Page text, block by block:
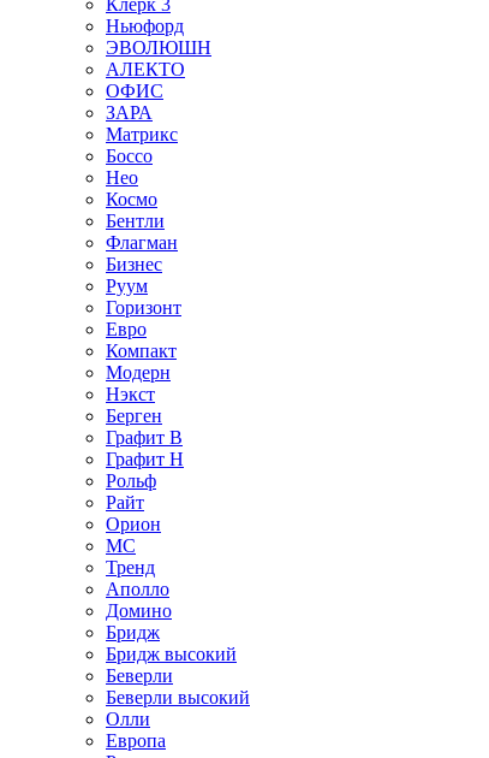
Клерк 3
Ньюфорд
ЭВОЛЮШН
АЛЕКТО
ОФИС
ЗАРА
Матрикс
Боссо
Нео
Космо
Бентли
Флагман
Бизнес
Руум
Горизонт
Евро
Компакт
Модерн
Нэкст
Берген
Графит В
Графит Н
Рольф
Райт
Орион
МС
Тренд
Аполло
Домино
Бридж
Бридж высокий
Беверли
Беверли высокий
Олли
Европа